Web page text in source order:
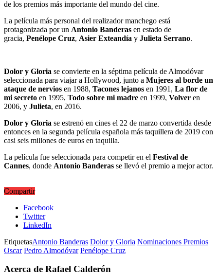
de los premios más importante del mundo del cine.
La película más personal del realizador manchego está
protagonizada por un Antonio Banderas en estado de
gracia, Penélope Cruz, Asier Exteandía y Julieta Serrano.
Dolor y Gloria se convierte en la séptima película de Almodóvar
seleccionada para viajar a Hollywood, junto a Mujeres al borde un
ataque de nervios en 1988, Tacones lejanos en 1991, La flor de
mi secreto en 1995, Todo sobre mi madre en 1999, Volver en
2006, y Julieta, en 2016.
Dolor y Gloria se estrenó en cines el 22 de marzo convertida desde
entonces en la segunda película española más taquillera de 2019 con
casi seis millones de euros en taquilla.
La película fue seleccionada para competir en el Festival de
Cannes, donde Antonio Banderas se llevó el premio a mejor actor.
Compartir
Facebook
Twitter
LinkedIn
EtiquetasAntonio Banderas Dolor y Gloria Nominaciones Premios
Oscar Pedro Almodóvar Penélope Cruz
Acerca de Rafael Calderón